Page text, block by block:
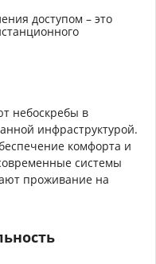
доступом – это
небоскребы в
инфраструктурой.
комфорта и
системы
проживание на